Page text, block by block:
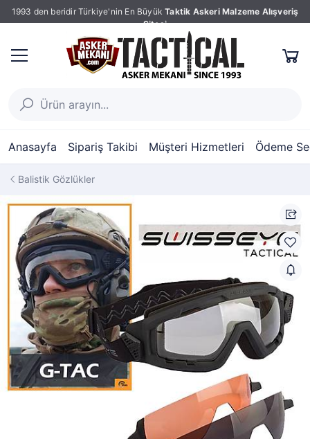
1993 den beridir Türkiye'nin En Büyük Taktik Askeri Malzeme Alışveriş
Sitesi
Anasayfa Sipariş Takibi Müşteri Hizmetleri Ödeme
Balistik Gözlükler